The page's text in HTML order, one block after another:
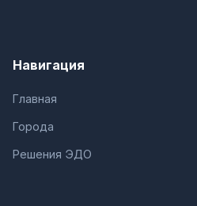
Навигация
Главная
Города
Решения ЭДО